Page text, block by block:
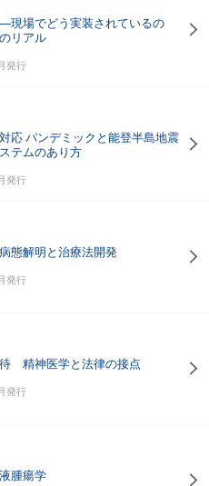
現場でどう実装されているの
リアル
発行
応 パンデミックと能登半島地震
テムのあり方
発行
態解明と治療法開発
発行
精神医学と法律の接点
発行
腫瘍学